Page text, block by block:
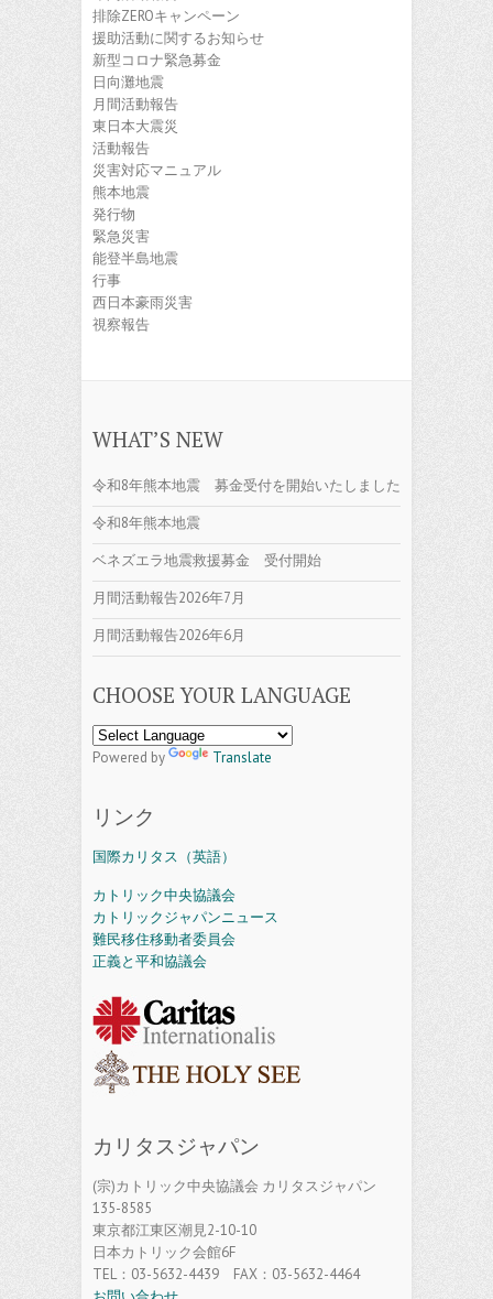
排除ZEROキャンペーン
援助活動に関するお知らせ
新型コロナ緊急募金
日向灘地震
月間活動報告
東日本大震災
活動報告
災害対応マニュアル
熊本地震
発行物
緊急災害
能登半島地震
行事
西日本豪雨災害
視察報告
WHAT’S NEW
令和8年熊本地震 募金受付を開始いたしました
令和8年熊本地震
ベネズエラ地震救援募金 受付開始
月間活動報告2026年7月
月間活動報告2026年6月
CHOOSE YOUR LANGUAGE
Powered by Translate
リンク
国際カリタス（英語）
カトリック中央協議会
カトリックジャパンニュース
難民移住移動者委員会
正義と平和協議会
カリタスジャパン
(宗)カトリック中央協議会 カリタスジャパン
135-8585
東京都江東区潮見2-10-10
日本カトリック会館6F
TEL：03-5632-4439 FAX：03-5632-4464